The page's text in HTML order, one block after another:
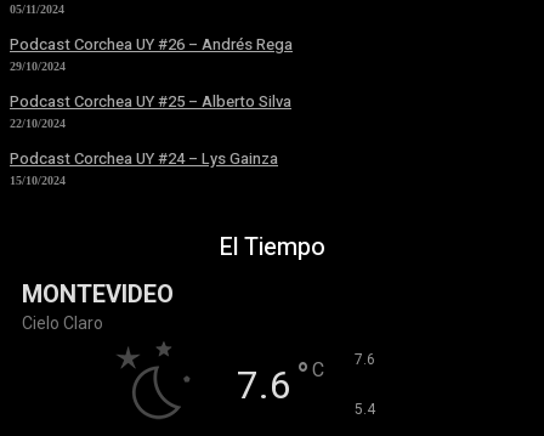
05/11/2024
Podcast Corchea UY #26 – Andrés Rega
29/10/2024
Podcast Corchea UY #25 – Alberto Silva
22/10/2024
Podcast Corchea UY #24 – Lys Gainza
15/10/2024
El Tiempo
MONTEVIDEO
Cielo Claro
7.6 ° C 7.6
5.4